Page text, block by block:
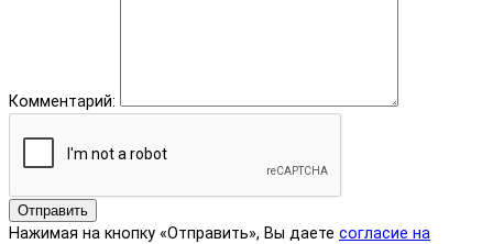
Комментарий:
Отправить
Нажимая на кнопку «Отправить», Вы даете согласие на